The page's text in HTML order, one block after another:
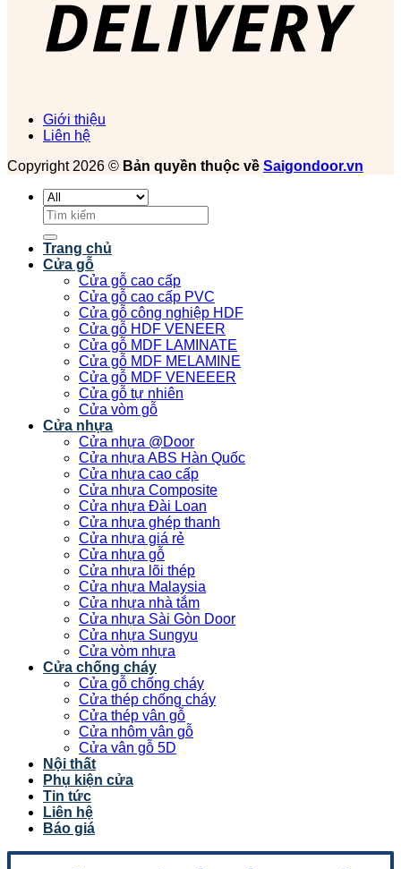
Giới thiệu
Liên hệ
Copyright 2026 © Bản quyền thuộc về Saigondoor.vn
Tìm
kiếm:
Trang chủ
Cửa gỗ
Cửa gỗ cao cấp
Cửa gỗ cao cấp PVC
Cửa gỗ công nghiệp HDF
Cửa gỗ HDF VENEER
Cửa gỗ MDF LAMINATE
Cửa gỗ MDF MELAMINE
Cửa gỗ MDF VENEEER
Cửa gỗ tự nhiên
Cửa vòm gỗ
Cửa nhựa
Cửa nhựa @Door
Cửa nhựa ABS Hàn Quốc
Cửa nhựa cao cấp
Cửa nhựa Composite
Cửa nhựa Đài Loan
Cửa nhựa ghép thanh
Cửa nhựa giá rẻ
Cửa nhựa gỗ
Cửa nhựa lõi thép
Cửa nhựa Malaysia
Cửa nhựa nhà tắm
Cửa nhựa Sài Gòn Door
Cửa nhựa Sungyu
Cửa vòm nhựa
Cửa chống cháy
Cửa gỗ chống cháy
Cửa thép chống cháy
Cửa thép vân gỗ
Cửa nhôm vân gỗ
Cửa vân gỗ 5D
Nội thất
Phụ kiện cửa
Tin tức
Liên hệ
Báo giá